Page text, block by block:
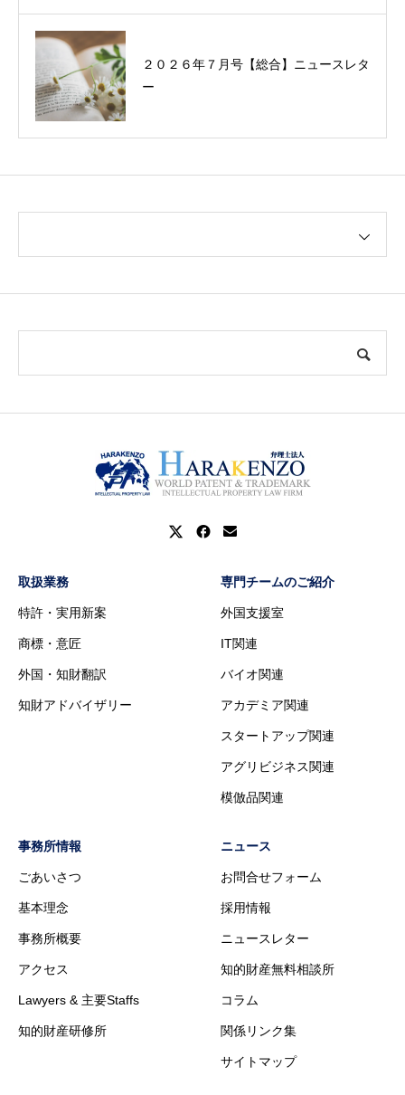
２０２６年７月号【総合】ニュースレタ
ー
取扱業務
特許・実用新案
商標・意匠
外国・知財翻訳
知財アドバイザリー
専門チームのご紹介
外国支援室
IT関連
バイオ関連
アカデミア関連
スタートアップ関連
アグリビジネス関連
模倣品関連
事務所情報
ごあいさつ
基本理念
事務所概要
アクセス
Lawyers & 主要Staffs
知的財産研修所
ニュース
お問合せフォーム
採用情報
ニュースレター
知的財産無料相談所
コラム
関係リンク集
サイトマップ